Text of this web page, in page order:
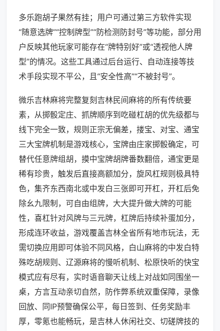
多乐跑胡子果然有挂；用户可通过第三方软件实现
“随意选牌”“控制牌型”“防检测防封号”等功能，部分用
户反映其他玩家可能存在“牌特别好”或“透视他人牌
型”的情况。这些工具通过后台运行、自动连接等技
术手段实现不平公，且“安全性高”“不被封号”。
微乐吉林麻将完整复刻吉林民间麻将的所有传统要
素，从掷骰定庄、抓牌顺序到吃碰杠胡的优先级都与
线下完全一致，规则正宗无偏差，搂宝、对宝、通宝
三大宝牌机制是游戏核心，宝牌由庄家掷骰确定，可
替代任意牌组胡，摸中宝牌胡牌番数翻倍，通宝更是
稀有珍贵，触发后直接高额加分，旋风杠规则极具特
色，集齐东西南北或中发白三张即可开杠，开杠后免
除幺九限制，可自由组牌，大大提升做大牌的可能
性，喜杠针对风牌与三元牌，杠牌后持续补蛋加分，
形成连环收益，游戏覆盖吉林全省所有地市玩法，无
需切换应用即可体验不同风格，白山麻将的中发白特
殊吃胡规则、辽源麻将的慢听机制、松原快听的快宝
模式应有尽有，实时语音聊天让线上对战如同围坐一
桌，方言互动亲切自然，防作弊系统双重保障，录像
回放、同IP预警确保公平，每日签到、任务奖励丰
厚，零氪也能畅玩，是吉林人休闲社交、切磋牌技的